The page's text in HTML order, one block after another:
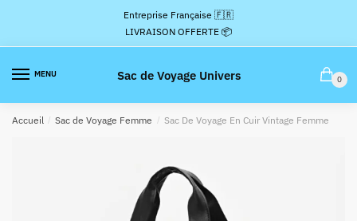
la
navigation
contenu
Entreprise Française 🇫🇷
LIVRAISON OFFERTE 📦
MENU Sac de Voyage Univers 0
Accueil / Sac de Voyage Femme / Sac De Voyage En Cuir Vintage Femme